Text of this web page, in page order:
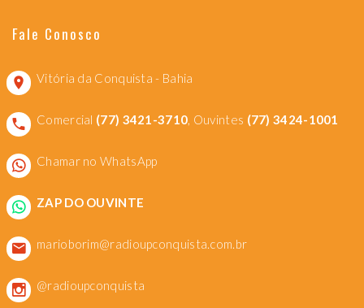
Fale Conosco
Vitória da Conquista - Bahia
Comercial (77) 3421-3710 , Ouvintes (77) 3424-1001
Chamar no WhatsApp
ZAP DO OUVINTE
marioborim@radioupconquista.com.br
@radioupconquista